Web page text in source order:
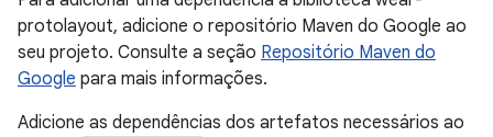
protolayout, adicione o repositório Maven do Google ao
seu projeto. Consulte a seção Repositório Maven do
Google para mais informações.
Adicione as dependências dos artefatos necessários ao